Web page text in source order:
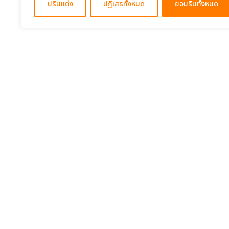
ปรับแต่ง ปฏิเสธทั้งหมด ยอมรับทั้งหมด